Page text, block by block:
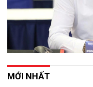
MỚI NHẤT